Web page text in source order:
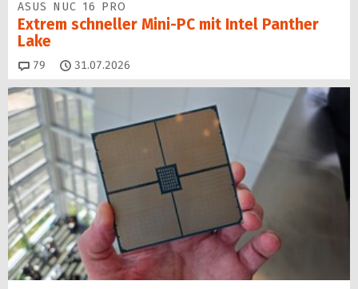
ASUS NUC 16 PRO
Extrem schneller Mini-PC mit Intel Panther
Lake
79 Kommentare
31.07.2026